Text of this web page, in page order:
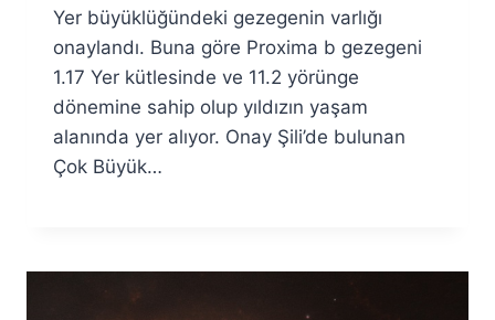
Yer büyüklüğündeki gezegenin varlığı
onaylandı. Buna göre Proxima b gezegeni
1.17 Yer kütlesinde ve 11.2 yörünge
dönemine sahip olup yıldızın yaşam
alanında yer alıyor. Onay Şili’de bulunan
Çok Büyük…